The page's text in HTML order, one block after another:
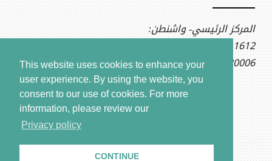
This website uses cookies to enhance your
user experience. By using the website, you
consent to our use of cookies. For more
information, please review our
Privacy policy
CONTINUE
المركز الرئيسي- واشنطن:
1612 K St NW, Ste 400
Washington, DC 20006